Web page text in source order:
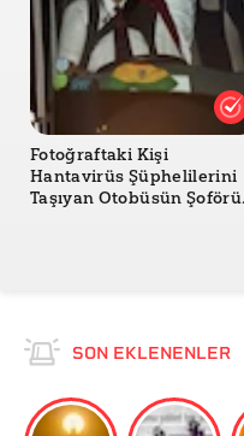
Fotoğraftaki Kişi
Hantavirüs Şüphelilerini
Taşıyan Otobüsün Şoförü
SON EKLENENLER